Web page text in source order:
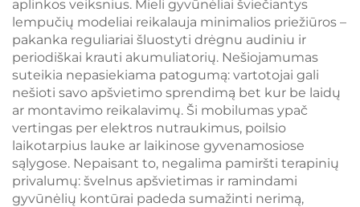
aplinkos veiksnius. Mieli gyvūnėliai šviečiantys
lempučių modeliai reikalauja minimalios priežiūros –
pakanka reguliariai šluostyti drėgnu audiniu ir
periodiškai krauti akumuliatorių. Nešiojamumas
suteikia nepasiekiama patogumą: vartotojai gali
nešioti savo apšvietimo sprendimą bet kur be laidų
ar montavimo reikalavimų. Ši mobilumas ypač
vertingas per elektros nutraukimus, poilsio
laikotarpius lauke ar laikinose gyvenamosiose
sąlygose. Nepaisant to, negalima pamiršti terapinių
privalumų: švelnus apšvietimas ir ramindami
gyvūnėlių kontūrai padeda sumažinti nerimą,